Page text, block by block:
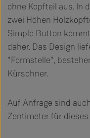
ohne Kopfteil aus. In
zwei Höhen
Simple Button
daher. Das Design
"Formstelle",
Kürschner.
Auf Anfrage sind
Zentimeter für